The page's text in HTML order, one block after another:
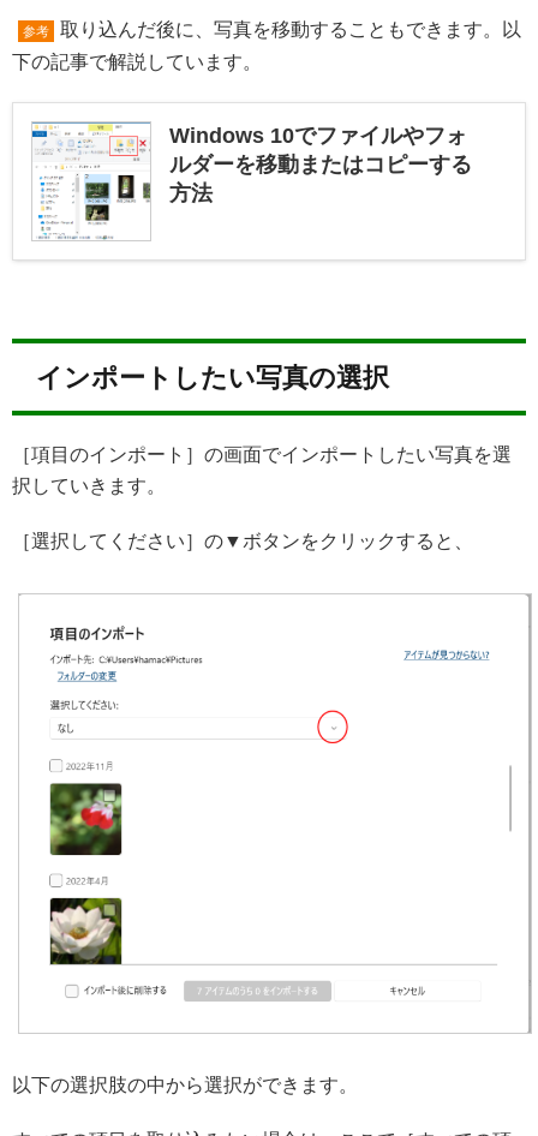
参考
取り込んだ後に、写真を移動することもできます。以
下の記事で解説しています。
Windows 10でファイルやフォ
ルダーを移動またはコピーする
方法
インポートしたい写真の選択
［項目のインポート］の画面でインポートしたい写真を選
択していきます。
［選択してください］の▼ボタンをクリックすると、
以下の選択肢の中から選択ができます。